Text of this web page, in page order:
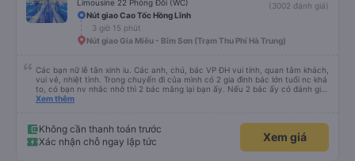
Limousine 22 Phòng Đôi (WC)
(3002 đánh giá)
Nút giao Cao Tốc Hồng Lĩnh
3 giờ 15 phút
Nút giao Gia Miễu - Bỉm Sơn (Trạm Thu Phí Hà Trung)
Các bạn nữ lễ tân xinh iu. Các anh, chú, bác VP ĐH vui tính, quan tâm khách,
vui vẻ, nhiệt tình. Trong chuyến đi của mình có 2 gia đình bác lớn tuổi nc khá
to, có bạn nv nhắc nhở thì 2 bác mắng lại bạn ấy. Nếu 2 bác ấy có đánh giá
xấu thì mình ngược lại nha. Bạn ấy nhắc nhở rất đúng. 2 bác nói rất to. To
bạn ấy nha. Nếu bạn ấy bị trừ thì bảo bạn ấy liên hệ sđt của mình, mình hỗ
trợ ạ. Số mình đuôi 666, chuyến ĐH-NT ngày 16/1. À các bạn nữ lễ tân xinh
iu còn đổi cho mình phòng đơn sang đôi xong còn note là (một mình) yêu
Xem thêm
Không cần thanh toán trước
Xác nhận chỗ ngay lập tức
Xem giá